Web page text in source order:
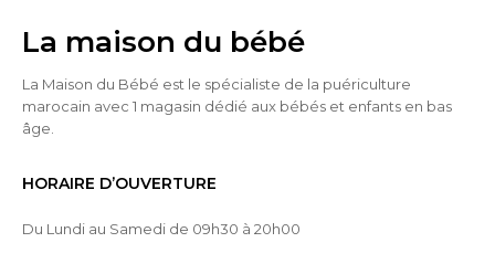
La maison du bébé
La Maison du Bébé est le spécialiste de la puériculture
marocain avec 1 magasin dédié aux bébés et enfants en bas
âge.
HORAIRE D’OUVERTURE
Du Lundi au Samedi de 09h30 à 20h00